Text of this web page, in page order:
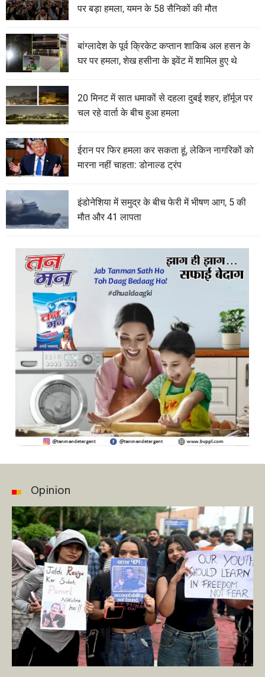
पर बड़ा हमला, यमन के 58 सैनिकों की मौत
बांग्लादेश के पूर्व क्रिकेट कप्तान शाकिब अल हसन के
घर पर हमला, शेख हसीना के इवेंट में शामिल हुए थे
20 मिनट में सात धमाकों से दहला दुबई शहर, हॉर्मूज पर
चल रहे वार्ता के बीच हुआ हमला
ईरान पर फिर हमला कर सकता हूं, लेकिन नागरिकों को
मारना नहीं चाहता: डोनाल्ड ट्रंप
इंडोनेशिया में समुद्र के बीच फेरी में भीषण आग, 5 की
मौत और 41 लापता
Opinion